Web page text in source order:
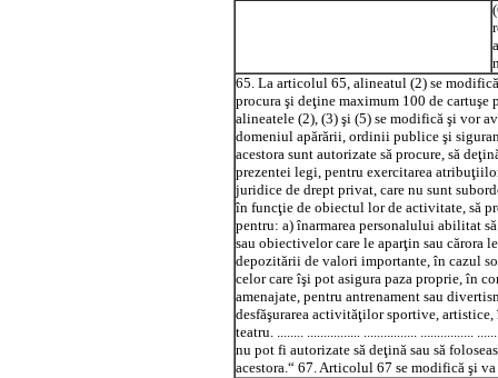
65. La articolul 65, alineatul (2) se
procura şi deţine maximum 100 de
alineatele (2), (3) şi (5) se modifică şi vor
domeniul apărării, ordinii publice şi
acestora sunt autorizate să procure, să
prezentei legi, pentru exercitarea
juridice de drept privat, care nu sunt
în funcţie de obiectul lor de activitate, să
pentru: a) înarmarea personalului abilitat
sau obiectivelor care le aparţin sau cărora
depozitării de valori importante, în cazul
celor care îşi pot asigura paza proprie, în
amenajate, pentru antrenament sau
desfăşurarea activităţilor sportive,
teatru. ........ ................ ................ ................
nu pot fi autorizate să deţină sau să
acestora.“ 67. Articolul 67 se modifică şi